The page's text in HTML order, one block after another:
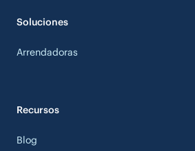
Soluciones
Arrendadoras
Recursos
Blog